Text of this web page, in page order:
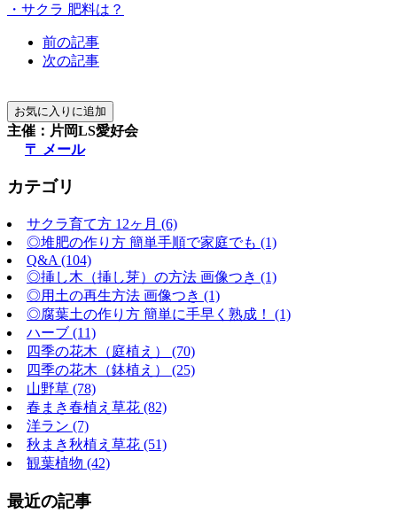
・サクラ 肥料は？
前の記事
次の記事
主催：片岡LS愛好会
〒 メール
カテゴリ
サクラ育て方 12ヶ月 (6)
◎堆肥の作り方 簡単手順で家庭でも (1)
Q&A (104)
◎挿し木（挿し芽）の方法 画像つき (1)
◎用土の再生方法 画像つき (1)
◎腐葉土の作り方 簡単に手早く熟成！ (1)
ハーブ (11)
四季の花木（庭植え） (70)
四季の花木（鉢植え） (25)
山野草 (78)
春まき春植え草花 (82)
洋ラン (7)
秋まき秋植え草花 (51)
観葉植物 (42)
最近の記事